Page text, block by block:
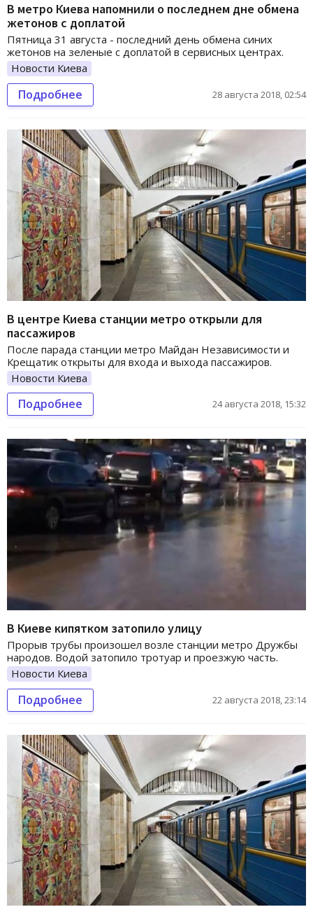
В метро Киева напомнили о последнем дне обмена
жетонов с доплатой
Пятница 31 августа - последний день обмена синих
жетонов на зеленые с доплатой в сервисных центрах.
Новости Киева
Подробнее 28 августа 2018, 02:54
В центре Киева станции метро открыли для
пассажиров
После парада станции метро Майдан Независимости и
Крещатик открыты для входа и выхода пассажиров.
Новости Киева
Подробнее 24 августа 2018, 15:32
В Киеве кипятком затопило улицу
Прорыв трубы произошел возле станции метро Дружбы
народов. Водой затопило тротуар и проезжую часть.
Новости Киева
Подробнее 22 августа 2018, 23:14